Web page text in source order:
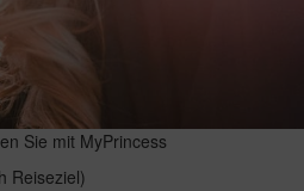
Sie mit MyPrincess
Reiseziel)